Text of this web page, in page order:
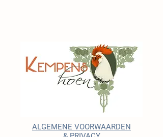
ALGEMENE VOORWAARDEN